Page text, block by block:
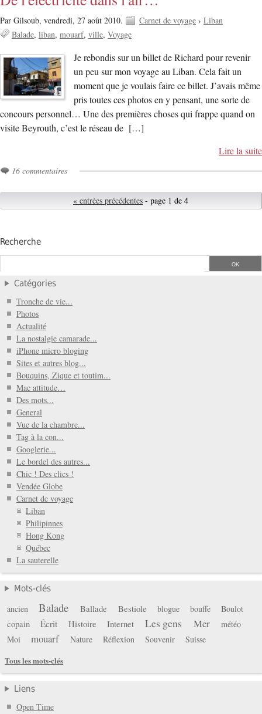
Par Gilsoub, vendredi, 27 août 2010. Carnet de voyage › Liban
Balade liban mouarf ville Voyage
Je rebondis sur un billet de Richard pour revenir
un peu sur mon voyage au Liban. Cela fait un
moment que je voulais faire ce billet. J’avais même
pris toutes ces photos en y pensant, une sorte de
concours personnel… Une des premières choses qui frappe quand on
visite Beyrouth, c’est le réseau de […]
Lire la suite
16 commentaires
« entrées précédentes - page 1 de 4
Recherche
Catégories
Tronche de vie...
Photos
Actualité
La nostalgie camarade...
iPhone micro bloging
Sites et autres blog...
Bouquins, Zique et toutim...
Mac attitude…
Des mots...
General
Vue de la chambre...
Tag à la con...
Googlerie...
Le bordel des autres...
Chic ! Des clics !
Vendée Globe
Carnet de voyage
Liban
Philipinnes
Hong Kong
Québec
La sauterelle
Mots-clés
ancien Balade Ballade Bestiole blogue bouffe Boulot
copain Écrit Histoire Internet Les gens Mer
météo
Moi
mouarf Nature Réflexion Souvenir
Suisse
Tous les mots-clés
Liens
Open Time